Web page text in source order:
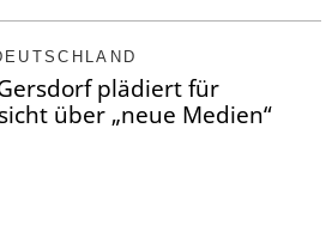
plädiert für
über „neue Medien“